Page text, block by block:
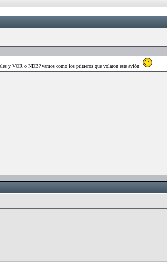
y VOR o NDB? vamos como los primeros que volaron este avión